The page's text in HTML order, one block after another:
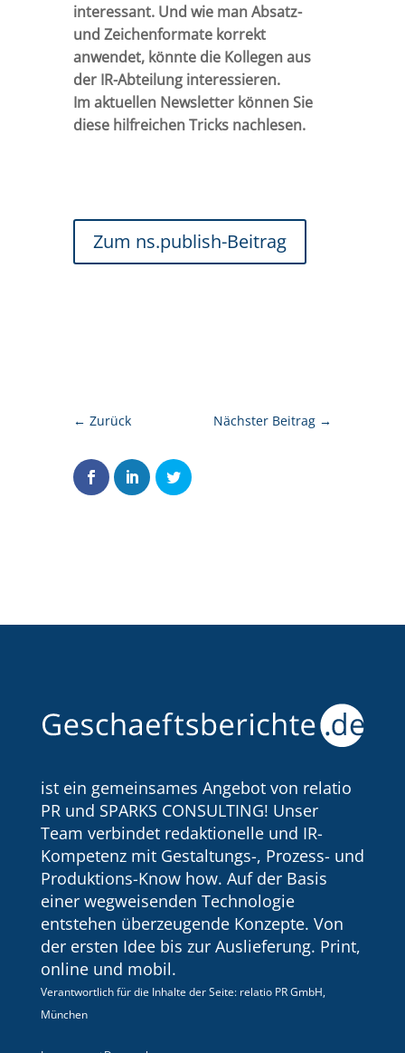
interessant. Und wie man Absatz-
und Zeichenformate korrekt
anwendet, könnte die Kollegen aus
der IR-Abteilung interessieren.
Im aktuellen Newsletter können Sie
diese hilfreichen Tricks nachlesen.
Zum ns.publish-Beitrag
← Zurück Nächster Beitrag →
ist ein gemeinsames Angebot von relatio
PR und SPARKS CONSULTING! Unser
Team verbindet redaktionelle und IR-
Kompetenz mit Gestaltungs-, Prozess- und
Produktions-Know how. Auf der Basis
einer wegweisenden Technologie
entstehen überzeugende Konzepte. Von
der ersten Idee bis zur Auslieferung. Print,
online und mobil.
Verantwortlich für die Inhalte der Seite: relatio PR GmbH,
München